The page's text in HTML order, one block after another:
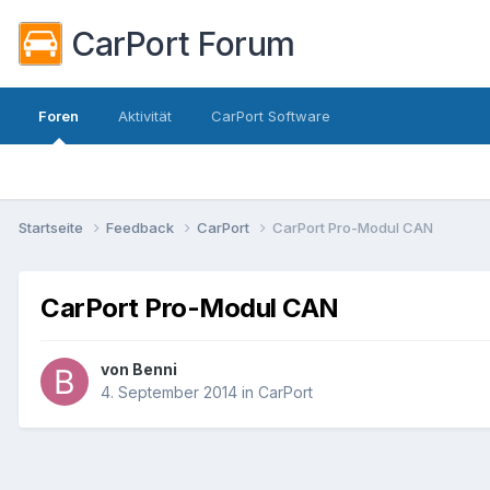
CarPort Forum
Foren Aktivität CarPort Software
Startseite Feedback CarPort CarPort Pro-Modul CAN
CarPort Pro-Modul CAN
von Benni
4. September 2014 in CarPort